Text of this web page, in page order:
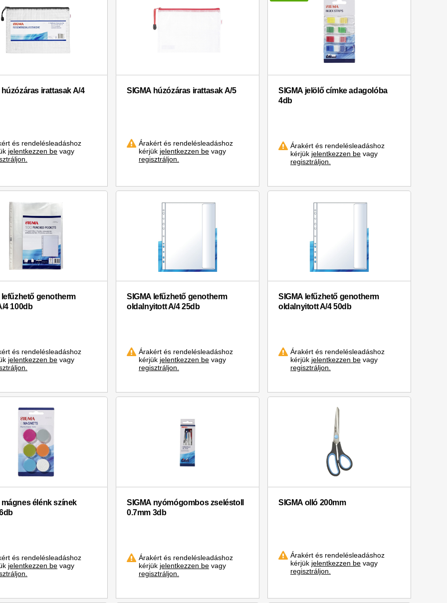
húzózáras irattasak A/4
és rendelésleadáshoz
jelentkezzen be vagy
SIGMA húzózáras irattasak A/5
Árakért és rendelésleadáshoz
kérjük jelentkezzen bevagy
regisztráljon.
SIGMA jelölő címke adagolóba
4db
Árakért és rendelésleadáshoz
kérjük jelentkezzen bevagy
regisztráljon.
lefűzhető genotherm
4 100db
és rendelésleadáshoz
jelentkezzen be vagy
SIGMA lefűzhető genotherm
oldalnyitott A/4 25db
Árakért és rendelésleadáshoz
kérjük jelentkezzen bevagy
regisztráljon.
SIGMA lefűzhető genotherm
oldalnyitott A/4 50db
Árakért és rendelésleadáshoz
kérjük jelentkezzen bevagy
regisztráljon.
mágnes élénk színek
és rendelésleadáshoz
jelentkezzen be vagy
SIGMA nyómógombos zseléstoll
0.7mm 3db
Árakért és rendelésleadáshoz
kérjük jelentkezzen bevagy
regisztráljon.
SIGMA olló 200mm
Árakért és rendelésleadáshoz
kérjük jelentkezzen bevagy
regisztráljon.